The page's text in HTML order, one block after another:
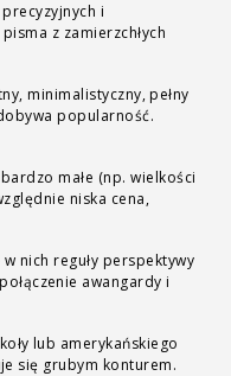
i
z zamierzchłych
minimalistyczny, pełny
popularność.
małe (np. wielkości
nich reguły perspektywy
awangardy i
lub amerykańskiego
się grubym konturem.